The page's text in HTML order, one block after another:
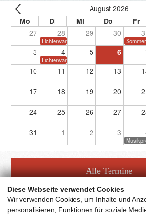
Diese Webseite verwendet Cookies
Wir verwenden Cookies, um Inhalte und
personalisieren, Funktionen für soziale
August 2026
27 28 29 30
Lichterwanderung
3 4 5 6
Lichterwanderung
10 11 12 13
17 18 19 20
24 25 26 27
31 1 2 3
Alle Termine